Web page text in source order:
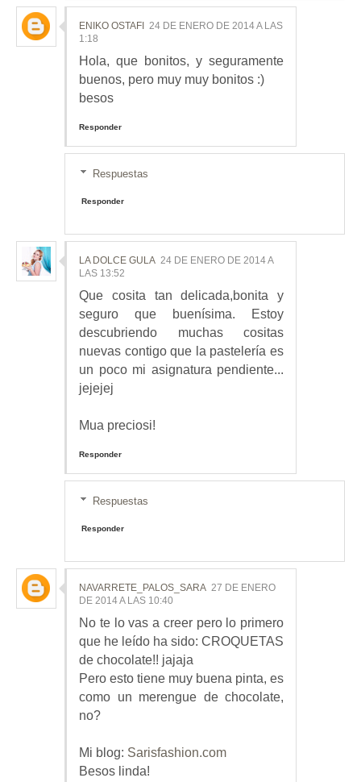
ENIKO OSTAFI
24 DE ENERO DE 2014 A LAS
1:18
Hola, que bonitos, y seguramente
buenos, pero muy muy bonitos :)
besos
Responder
Respuestas
Responder
LA DOLCE GULA 24 DE ENERO DE 2014 A
LAS 13:52
Que cosita tan delicada,bonita y
seguro que buenísima. Estoy
descubriendo muchas cositas
nuevas contigo que la pastelería es
un poco mi asignatura pendiente...
jejejej
Mua preciosi!
Responder
Respuestas
Responder
NAVARRETE_PALOS_SARA 27 DE ENERO
DE 2014 A LAS 10:40
No te lo vas a creer pero lo primero
que he leído ha sido: CROQUETAS
de chocolate!! jajaja
Pero esto tiene muy buena pinta, es
como un merengue de chocolate,
no?
Mi blog: Sarisfashion.com
Besos linda!